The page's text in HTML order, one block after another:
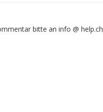
bitte an info @ help.ch